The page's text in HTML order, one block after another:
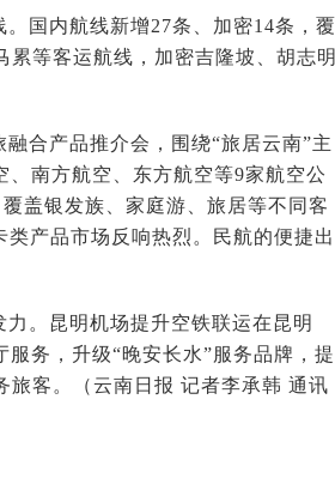
国内航线新增27条、加密14条，覆
等客运航线，加密吉隆坡、胡志明
合产品推介会，围绕“旅居云南”主
南方航空、东方航空等9家航空公
盖银发族、家庭游、旅居等不同客
产品市场反响热烈。民航的便捷出
。昆明机场提升空铁联运在昆明
务，升级“晚安长水”服务品牌，提
旅客。（云南日报 记者李承韩 通讯